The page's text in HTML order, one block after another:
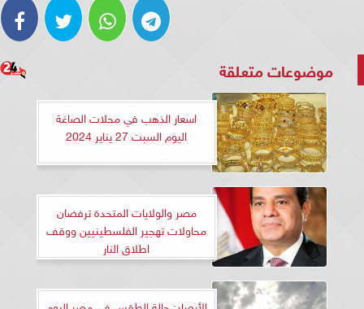
موضوعات متعلقة
اسعار الذهب في محلات الصاغة
اليوم السبت 27 يناير 2024
مصر والولايات المتحدة ترفضان
محاولات تهجير الفلسطينيين ووقف
اطلاق النار